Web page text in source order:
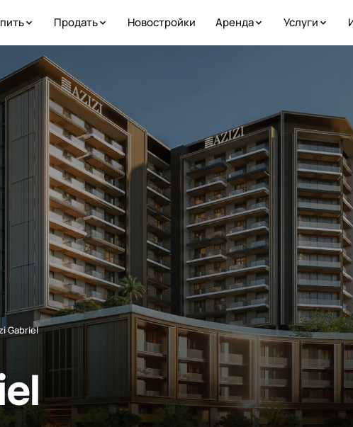
Продать Новостройки Аренда Услуги
Gabriel